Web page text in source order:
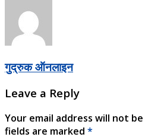
गुद्रुक ऑनलाइन
Leave a Reply
Your email address will not
fields are marked *